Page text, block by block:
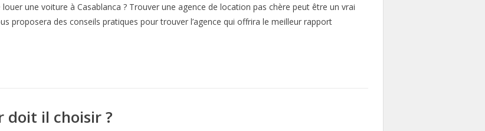
louer une voiture à Casablanca ? Trouver une agence de location pas chère peut être un vrai
proposera des conseils pratiques pour trouver l’agence qui offrira le meilleur rapport
doit il choisir ?